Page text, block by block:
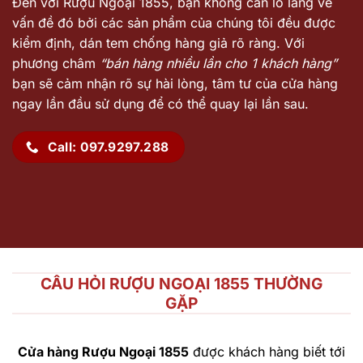
vấn đề đó bởi các sản phẩm của chúng tôi đều được
kiểm định, dán tem chống hàng giả rõ ràng. Với
phương châm “bán hàng nhiều lần cho 1 khách hàng”
bạn sẽ cảm nhận rõ sự hài lòng, tâm tư của cửa hàng
ngay lần đầu sử dụng để có thể quay lại lần sau.
Call: 097.9297.288
CÂU HỎI RƯỢU NGOẠI 1855 THƯỜNG
GẶP
Cửa hàng Rượu Ngoại 1855 được khách hàng biết tới